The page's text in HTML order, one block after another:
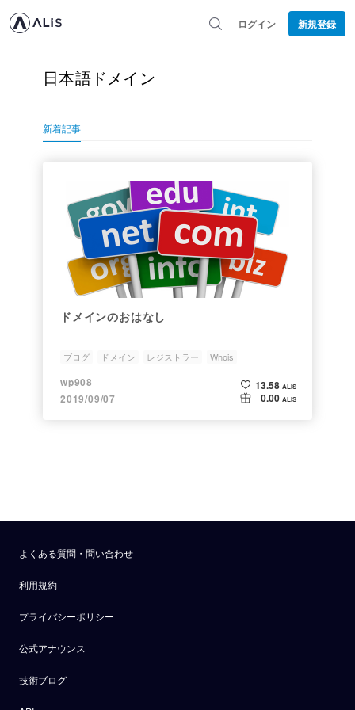
ログイン 新規登録
日本語ドメイン
新着記事
ドメインのおはなし
ブログ ドメイン レジストラー
Whois
日本語ドメイン
wp908
2019/09/07
13.58 ALIS
0.00 ALIS
よくある質問・問い合わせ
利用規約
プライバシーポリシー
公式アナウンス
技術ブログ